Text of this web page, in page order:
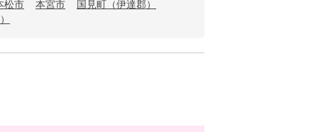
松市 本宮市
国見町（伊達郡）